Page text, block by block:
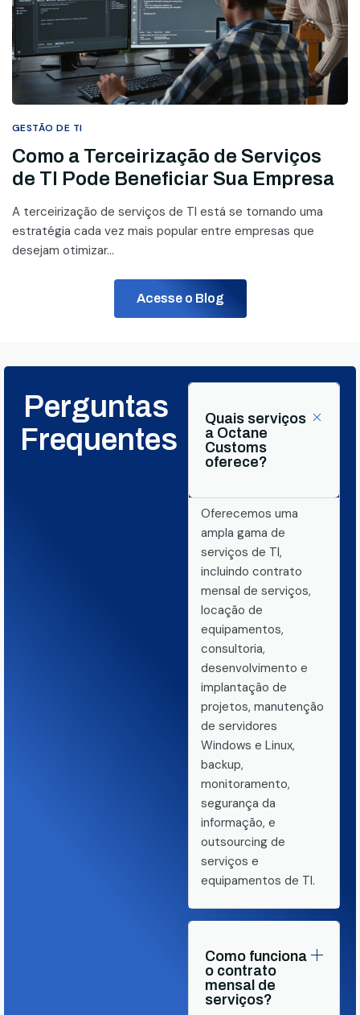
GESTÃO DE TI
Como a Terceirização de Serviços
de TI Pode Beneficiar Sua Empresa
A terceirização de serviços de TI está se tornando uma
estratégia cada vez mais popular entre empresas que
desejam otimizar...
Acesse o Blog
Perguntas
Frequentes
Quais serviços
a Octane
Customs
oferece?
Oferecemos uma
ampla gama de
serviços de TI,
incluindo contrato
mensal de serviços,
locação de
equipamentos,
consultoria,
desenvolvimento e
implantação de
projetos, manutenção
de servidores
Windows e Linux,
backup,
monitoramento,
segurança da
informação, e
outsourcing de
serviços e
equipamentos de TI.
Como funciona
o contrato
mensal de
serviços?